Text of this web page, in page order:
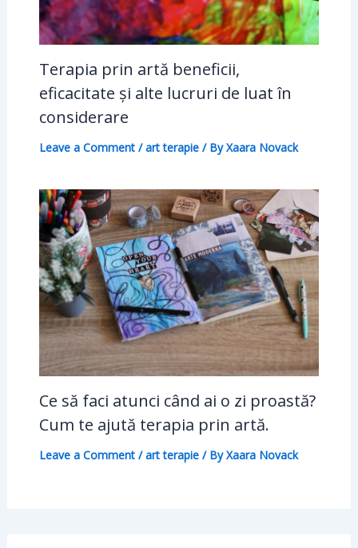
Terapia prin artă beneficii,
eficacitate și alte lucruri de luat în
considerare
Leave a Comment /art terapie/ ByXaara Novack
Ce să faci atunci când ai o zi proastă?
Cum te ajută terapia prin artă.
Leave a Comment /art terapie/ ByXaara Novack